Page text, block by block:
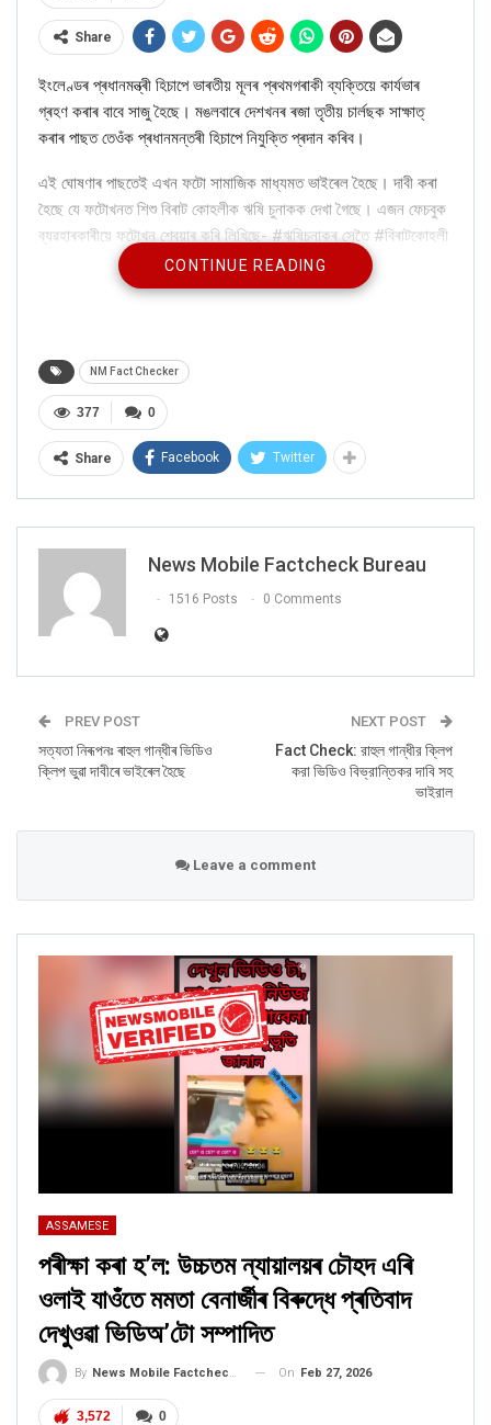
Share
ইংলেণ্ডৰ প্ৰধানমন্ত্ৰী হিচাপে ভাৰতীয় মূলৰ প্ৰথমগৰাকী ব্যক্তিয়ে কাৰ্যভাৰ
গ্ৰহণ কৰাৰ বাবে সাজু হৈছে। মঙলবাৰে দেশখনৰ ৰজা তৃতীয় চাৰ্লছক সাক্ষাত্
কৰাৰ পাছত তেওঁক প্ৰধানমন্তৰী হিচাপে নিযুক্তি প্ৰদান কৰিব।
এই ঘোষণাৰ পাছতেই এখন ফটো সামাজিক মাধ্যমত ভাইৰেল হৈছে। দাবী কৰা
হৈছে যে ফটোখনত শিশু বিৰাট কোহলীক ঋষি চুনাকক দেখা গৈছে। এজন ফেচবুক
ব্যৱহাৰকাৰীয়ে ফটোখন শ্বেয়াৰ কৰি লিখিছে- #ঋষিচুনাকৰ সেতৈ #বিৰাটকোহলী
সত্যতা নিৰূপণ
নিউজ মোবাইলৰ দ্বাৰা এই পোষ্ট সন্দৰ্ভত সত্যতা নিৰূপণ কৰা হয় আৰু এই
পোষ্টটোত কৰা দাবী ভুৱা বুলি প্ৰতিপন্ন হয়।
ফটোখনৰ কেপচনত লিখা আছিল- ২০০৩ চনত বিৰাট কোহলীয়ে আশিষ নেহৰাৰ
পৰা বংঠা গ্ৰহণ কৰিছে।
ASSAMESE
পৰীক্ষা কৰা হ’ল: উচ্চতম ন্যায়ালয়ৰ চৌহদ এৰি ওলাই যাওঁতে মমতা বেনাৰ্জীৰ বিৰুদ্ধে
প্ৰতিবাদ দেখুওৱা ভিডিঅ’টো সম্পাদিত
পৰীক্ষা কৰা হ’ল: তুষাৰে আবৃত পৰ্বতমালাত ভগৱান হনুমান দেখা পোৱা বুলি দাবী কৰা
পৰীক্ষা কৰা হ’ল: বিশ্ববিদ্যালয় অনুদান আয়োগ বা UGC নিয়মাৱলী সন্দৰ্ভত প্ৰধানমন্ত্ৰী
মোডীৰ মন্তব্য বুলি দাবী কৰা গ্ৰাফিকটো…
Feb 20, 2026
একেখন ফটোকেই দ্য ফ্ৰী প্ৰেছ জাৰ্নাল,দ্য ইণ্ডিয়ান এক্সপ্ৰেছ আৰু ইণ্ডিয়া
ডট কম ৰ দৰে কেইবাটাও সংবাদ মাধ্যমত প্ৰকাশ পাইছিল। ফটোত স্পষ্টকৈ
আমি মিণ্টত প্ৰচাৰিত এটা সাক্ষাত্কাৰো দেখিলো। ২০১৬চনৰ এই
সাক্ষাত্কাৰটোত কোৱা হৈছিল যে এই ফটোখন ২০০৩ চনত তেওঁ বিৰাট কোহলীৰ
প্ৰশিক্ষক ৰাজ কুমাৰ শৰ্মাৰ নিমন্ত্ৰণ ক্ৰমে তেওঁৰ প্ৰশিক্ষণ কেন্দ্ৰলৈ যোৱাৰ সময়ত
সংগ্ৰহ কৰা হৈছিল।
CONTINUE READING
NM Fact Checker
0
377
Share Facebook Twitter
News Mobile Factcheck Bureau
1516 Posts 0 Comments
PREV POST
সত্যতা নিৰূপনঃ ৰাহুল গান্ধীৰ ভিডিও
ক্লিপ ভুৱা দাবীৰে ভাইৰেল হৈছে
NEXT POST
Fact Check: রাহুল গান্ধীর ক্লিপ
করা ভিডিও বিভ্রান্তিকর দাবি সহ
ভাইরাল
Leave a comment
ASSAMESE
পৰীক্ষা কৰা হ’ল: উচ্চতম ন্যায়ালয়ৰ চৌহদ এৰি
ওলাই যাওঁতে মমতা বেনাৰ্জীৰ বিৰুদ্ধে প্ৰতিবাদ
দেখুওৱা ভিডিঅ’টো সম্পাদিত
By News Mobile Factcheck Bureau On Feb 27, 2026
0
3,572